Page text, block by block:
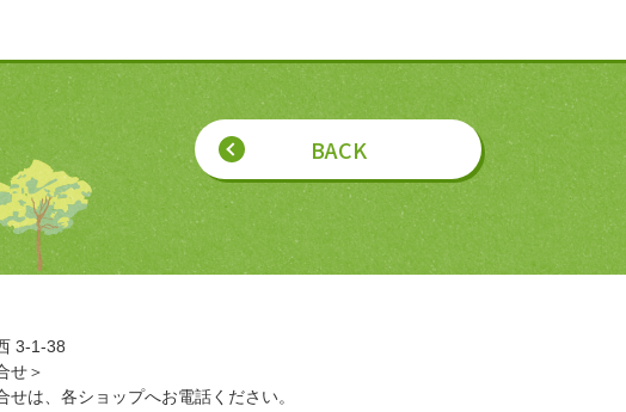
BACK
3-1-38
せ＞
せは、各ショップへお電話ください。